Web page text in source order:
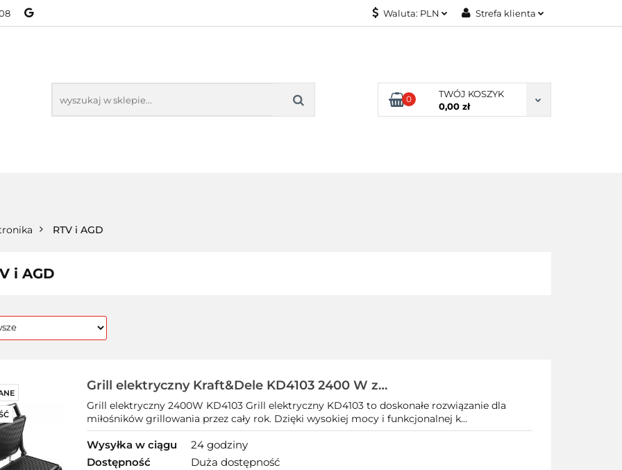
Waluta: PLN Strefa klienta
Dodaj zgłoszenie
Zgody cookies
0
TWÓJ KOSZYK
0,00 zł
NOWOŚCI KONTAKT
RTV i AGD
i AGD
Grill elektryczny Kraft&Dele KD4103 2400 W z
regulacją i odprowadzaniem
Grill elektryczny 2400W KD4103 Grill elektryczny KD4103 to doskonałe rozwiązanie dla
miłośników grillowania przez cały rok. Dzięki wysokiej mocy i funkcjonalnej k...
Wysyłka w ciągu
24 godziny
Dostępność
Duża dostępność